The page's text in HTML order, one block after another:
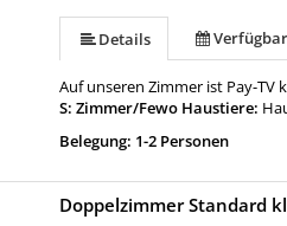
Details
Auf unseren Zimmer ist Pay-TV
S: Zimmer/Fewo Haustiere:
Belegung: 1-2 Personen
Doppelzimmer Standard